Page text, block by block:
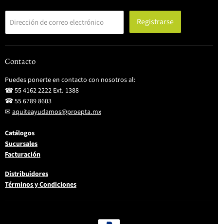
Dirección de correo electrónico Registrarse
Contacto
Puedes ponerte en contacto con nosotros al:
☎ 55 4162 2222 Ext. 1388
☎ 55 6789 8603
✉ aquiteayudamos@proepta.mx
Catálogos
Sucursales
Facturación
Distribuidores
Términos y Condiciones